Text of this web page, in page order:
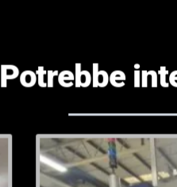
Potrebbe